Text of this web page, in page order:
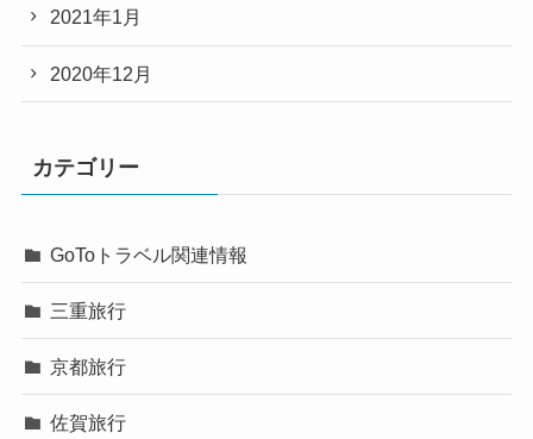
2021年1月
2020年12月
カテゴリー
GoToトラベル関連情報
三重旅行
京都旅行
佐賀旅行